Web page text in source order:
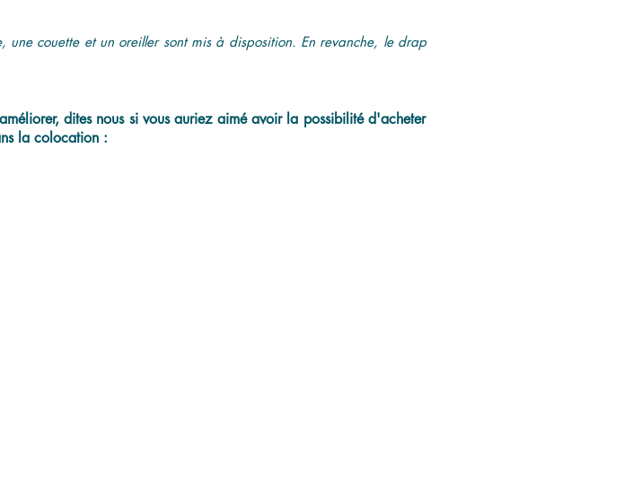
une couette et un oreiller sont mis à disposition. En revanche, le drap
dites nous si vous auriez aimé avoir la possibilité d'acheter
la colocation :